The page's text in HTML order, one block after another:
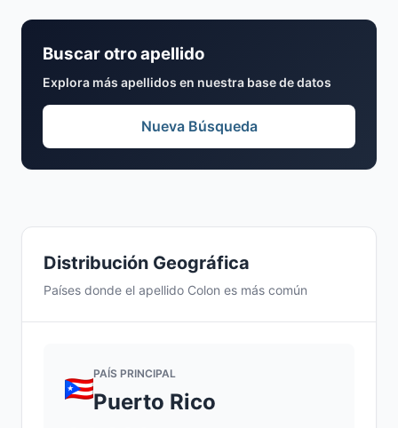
Distribución Geográfica
Países donde el apellido Colon es más común
PAÍS PRINCIPAL
Puerto Rico
Buscar otro apellido
Explora más apellidos en nuestra base de datos
Nueva Búsqueda